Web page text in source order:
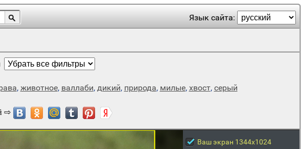
Язык сайта:
, животное, валлаби, дикий, природа, милые, хвост, серый
Ваш экран 1344x1024